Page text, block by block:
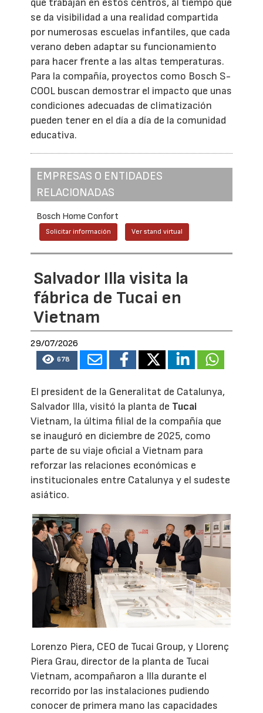
que trabajan en estos centros, al tiempo que
se da visibilidad a una realidad compartida
por numerosas escuelas infantiles, que cada
verano deben adaptar su funcionamiento
para hacer frente a las altas temperaturas.
Para la compañía, proyectos como Bosch S-
COOL buscan demostrar el impacto que unas
condiciones adecuadas de climatización
pueden tener en el día a día de la comunidad
educativa.
EMPRESAS O ENTIDADES
RELACIONADAS
Bosch Home Confort
Solicitar información Ver stand virtual
Salvador Illa visita la
fábrica de Tucai en
Vietnam
29/07/2026
678
El president de la Generalitat de Catalunya,
Salvador Illa, visitó la planta de Tucai
Vietnam, la última filial de la compañía que
se inauguró en diciembre de 2025, como
parte de su viaje oficial a Vietnam para
reforzar las relaciones económicas e
institucionales entre Catalunya y el sudeste
asiático.
Lorenzo Piera, CEO de Tucai Group, y Llorenç
Piera Grau, director de la planta de Tucai
Vietnam, acompañaron a Illa durante el
recorrido por las instalaciones pudiendo
conocer de primera mano las capacidades